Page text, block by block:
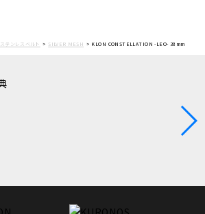
ステンレスベルト SILVER MESH KLON CONSTELLATION -LEO- 38mm